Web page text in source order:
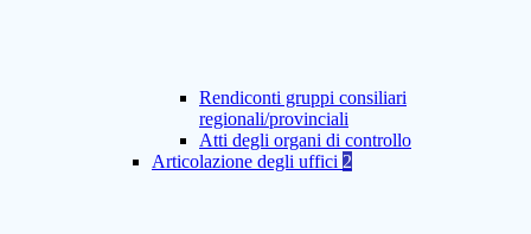
Rendiconti gruppi consiliari
regionali/provinciali
Atti degli organi di controllo
Articolazione degli uffici 2